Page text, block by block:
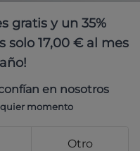
gratis y un 35%
solo 17,00 € al mes
en nosotros
momento
Otro